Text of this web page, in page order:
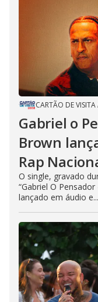
CARTÃO DE VISITA
Gabriel o
Brown
Rap
O single, gravado
“Gabriel O
lançado em áudio e...